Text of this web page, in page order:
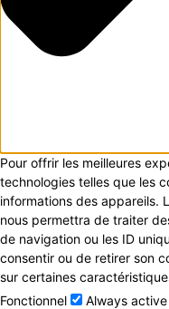
Pour offrir les meilleures
technologies telles que les
informations des appareils.
nous permettra de traiter
de navigation ou les ID
consentir ou de retirer son
sur certaines
Fonctionnel
Fonctionnel
Always active